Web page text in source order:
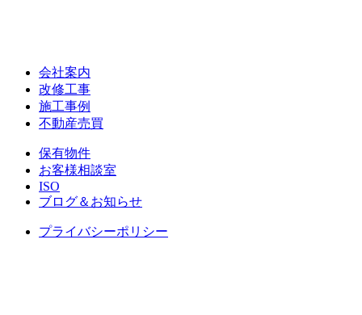
会社案内
改修工事
施工事例
不動産売買
保有物件
お客様相談室
ISO
ブログ＆お知らせ
プライバシーポリシー